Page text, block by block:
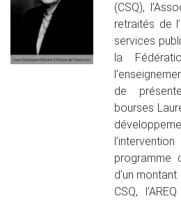
(CSQ),
retraités de
services
la
de
bourses
programme
d’un
CSQ,